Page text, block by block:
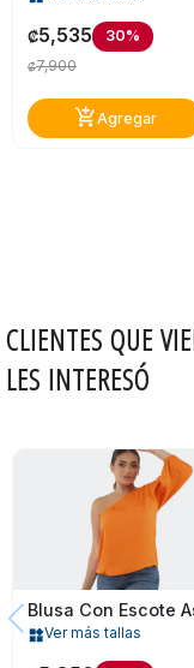
₡5,535 30%
₡7,900
add_shopping_cartAgregar
CLIENTES QUE
LES INTERESÓ
widgetsVer más tallas